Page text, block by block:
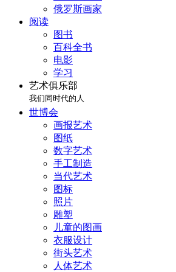
俄罗斯画家
阅读
图书
百科全书
电影
学习
艺术俱乐部
我们同时代的人
世博会
画报艺术
图纸
数字艺术
手工制造
当代艺术
图标
照片
雕塑
儿童的图画
衣服设计
街头艺术
人体艺术